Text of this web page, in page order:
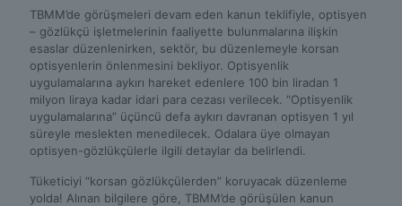
TBMM’de görüşmeleri devam eden kanun teklifiyle, optisyen
– gözlükçü işletmelerinin faaliyette bulunmalarına ilişkin
esaslar düzenlenirken, sektör, bu düzenlemeyle korsan
optisyenlerin önlenmesini bekliyor. Optisyenlik
uygulamalarına aykırı hareket edenlere 100 bin liradan 1
milyon liraya kadar idari para cezası verilecek. “Optisyenlik
uygulamalarına” üçüncü defa aykırı davranan optisyen 1 yıl
süreyle meslekten menedilecek. Odalara üye olmayan
optisyen-gözlükçülerle ilgili detaylar da belirlendi.
Tüketiciyi “korsan gözlükçülerden” koruyacak düzenleme
yolda! Alınan bilgilere göre, TBMM’de görüşülen kanun